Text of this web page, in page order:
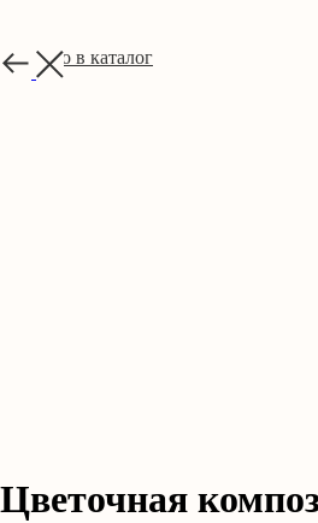
Обратно в каталог
Цветочная